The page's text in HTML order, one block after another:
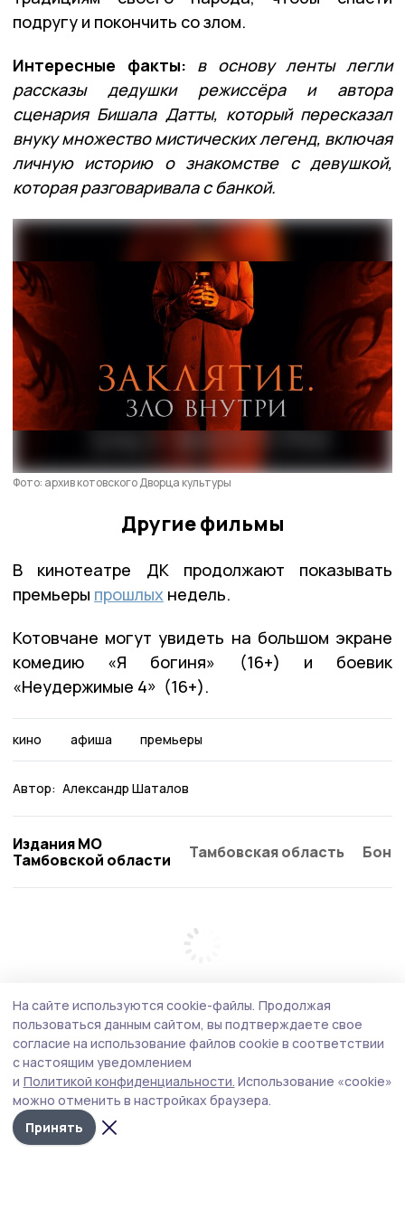
подругу и покончить со злом.
Интересные факты: в основу ленты легли
рассказы дедушки режиссёра и автора
сценария Бишала Датты, который пересказал
внуку множество мистических легенд, включая
личную историю о знакомстве с девушкой,
которая разговаривала с банкой.
Фото: архив котовского Дворца культуры
Другие фильмы
В кинотеатре ДК продолжают показывать
премьеры прошлых недель.
Котовчане могут увидеть на большом экране
комедию «Я богиня» (16+) и боевик
«Неудержимые 4» (16+).
кино афиша премьеры
Автор: Александр Шаталов
Издания МО
Тамбовской области
Тамбовская область
На сайте используются cookie-файлы. Продолжая
пользоваться данным сайтом, вы подтверждаете свое
согласие на использование файлов cookie в соответствии
с настоящим уведомлением
и Политикой конфиденциальности. Использование «cookie»
можно отменить в настройках браузера.
Принять